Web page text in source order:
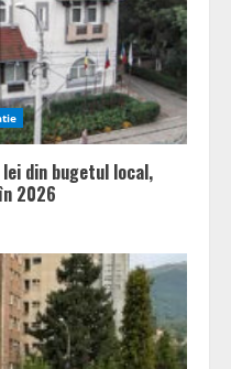
din bugetul local,
2026